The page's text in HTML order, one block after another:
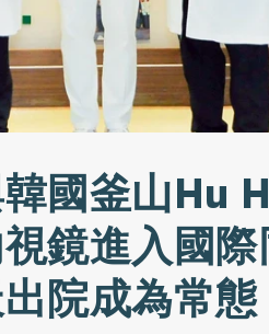
國釜山Hu
鏡進入國
院成為常態